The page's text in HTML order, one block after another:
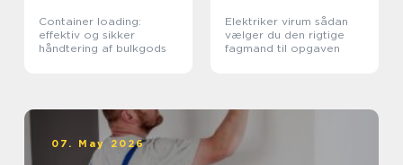
Container loading:
effektiv og sikker
håndtering af bulkgods
Elektriker virum sådan
vælger du den rigtige
fagmand til opgaven
07. May 2026